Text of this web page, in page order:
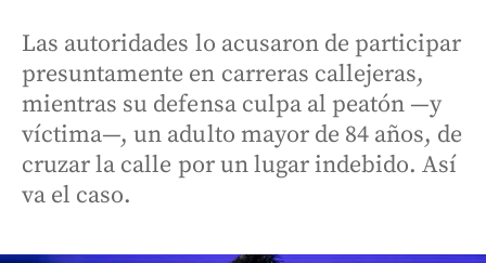
Las autoridades lo acusaron de participar
presuntamente en carreras callejeras,
mientras su defensa culpa al peatón —y
víctima—, un adulto mayor de 84 años, de
cruzar la calle por un lugar indebido. Así
va el caso.